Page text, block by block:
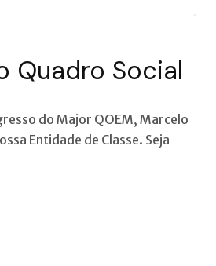
Quadro Social
do Major QOEM, Marcelo
Entidade de Classe. Seja